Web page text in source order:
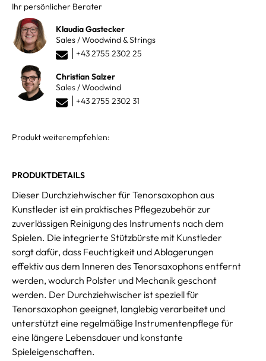
Ihr persönlicher Berater
Klaudia Gastecker
Sales / Woodwind & Strings
+43 2755 2302 25
Christian Salzer
Sales / Woodwind
+43 2755 2302 31
Produkt weiterempfehlen:
PRODUKTDETAILS
Dieser Durchziehwischer für Tenorsaxophon aus
Kunstleder ist ein praktisches Pflegezubehör zur
zuverlässigen Reinigung des Instruments nach dem
Spielen. Die integrierte Stützbürste mit Kunstleder
sorgt dafür, dass Feuchtigkeit und Ablagerungen
effektiv aus dem Inneren des Tenorsaxophons entfernt
werden, wodurch Polster und Mechanik geschont
werden. Der Durchziehwischer ist speziell für
Tenorsaxophon geeignet, langlebig verarbeitet und
unterstützt eine regelmäßige Instrumentenpflege für
eine längere Lebensdauer und konstante
Spieleigenschaften.